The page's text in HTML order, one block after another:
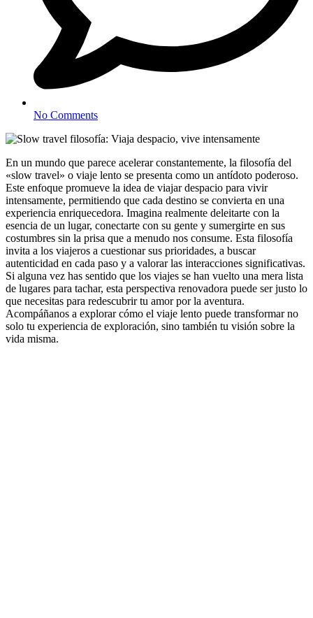
No Comments
En un mundo que parece acelerar constantemente, la filosofía del
«slow travel» o viaje lento se presenta como un antídoto poderoso.
Este enfoque promueve la idea de viajar despacio para vivir
intensamente, permitiendo que cada destino se convierta en una
experiencia enriquecedora. Imagina realmente deleitarte con la
esencia de un lugar, conectarte con su gente y sumergirte en sus
costumbres sin la prisa que a menudo nos consume. Esta filosofía
invita a los viajeros a cuestionar sus prioridades, a buscar
autenticidad en cada paso y a valorar las interacciones significativas.
Si alguna vez has sentido que los viajes se han vuelto una mera lista
de lugares para tachar, esta perspectiva renovadora puede ser justo lo
que necesitas para redescubrir tu amor por la aventura.
Acompáñanos a explorar cómo el viaje lento puede transformar no
solo tu experiencia de exploración, sino también tu visión sobre la
vida misma.